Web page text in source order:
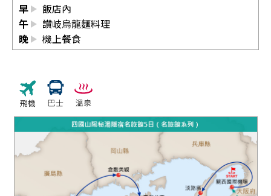
早
飯店內
午
讃岐烏龍麵料理
晚
機上餐食